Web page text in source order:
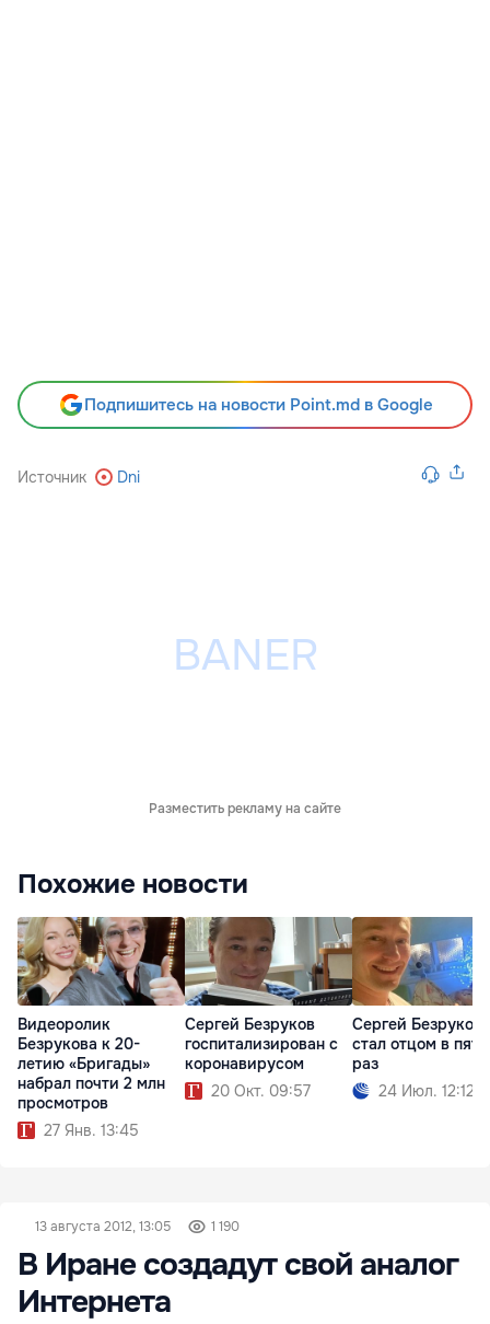
Подпишитесь на новости Point.md в Google
Источник Dni
Разместить рекламу на сайте
Похожие новости
Видеоролик
Безрукова к 20-
летию «Бригады»
набрал почти 2 млн
просмотров
27 Янв. 13:45
Сергей Безруков
госпитализирован с
коронавирусом
20 Окт. 09:57
Сергей Безруков
стал отцом в
раз
24 Июл. 12:12
13 августа 2012, 13:05 1 190
В Иране создадут свой аналог
Интернета